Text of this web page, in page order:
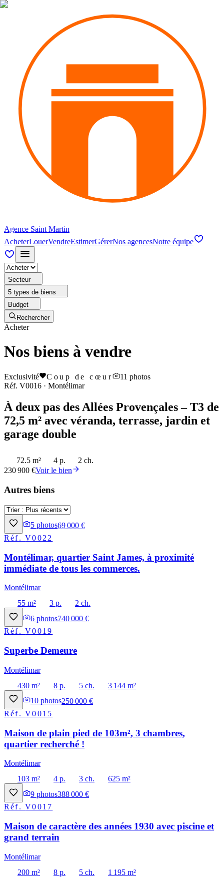
Agence Saint Martin
AcheterLouerVendreEstimerGérerNos agencesNotre équipe
Secteur
5 types de biens
Budget
Rechercher
Acheter
Nos biens à vendre
Exclusivité Coup de cœur 11 photos
Réf. V0016 · Montélimar
À deux pas des Allées Provençales – T3 de
72,5 m² avec véranda, terrasse, jardin et
garage double
72.5 m² 4 p.
2 ch.
230 900 €Voir le bien
Autres biens
5 photos69 000 €
Réf.V0022
Montélimar, quartier Saint James, à proximité
immédiate de tous les commerces.
Montélimar
55 m²
3 p.
2 ch.
6 photos740 000 €
Réf.V0019
Superbe Demeure
Montélimar
430 m²
8 p. 5 ch.
3 144 m²
10 photos250 000 €
Réf.V0015
Maison de plain pied de 103m², 3 chambres,
quartier recherché !
Montélimar
103 m²
4 p. 3 ch.
625 m²
9 photos388 000 €
Réf.V0017
Maison de caractère des années 1930 avec piscine et
grand terrain
Montélimar
200 m²
8 p. 5 ch.
1 195 m²